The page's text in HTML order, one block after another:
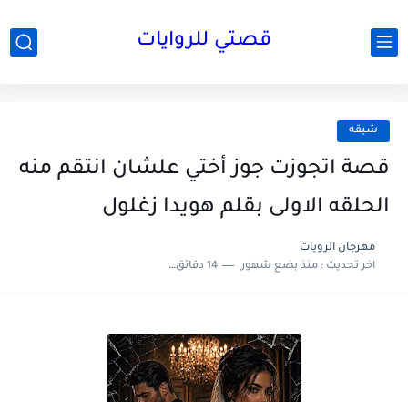
قصتي للروايات
شيقه
قصة اتجوزت جوز أختي علشان انتقم منه
الحلقه الاولى بقلم هويدا زغلول
مهرجان الرويات
اخر تحديث :منذ بضع شهور 14 دقائق للقراءة